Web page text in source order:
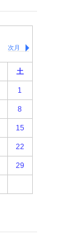
次月
土
1
8
15
22
29